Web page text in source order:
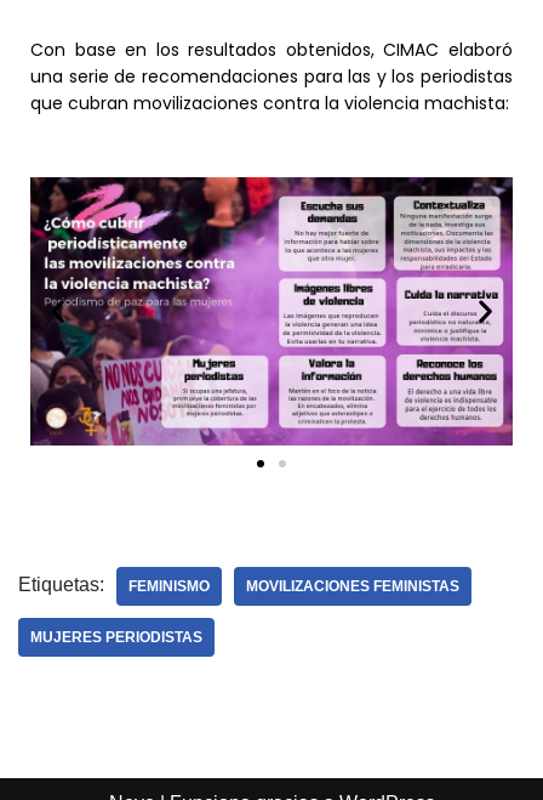
Con base en los resultados obtenidos, CIMAC elaboró
una serie de recomendaciones para las y los periodistas
que cubran movilizaciones contra la violencia machista:
Etiquetas: FEMINISMO MOVILIZACIONES FEMINISTAS
MUJERES PERIODISTAS